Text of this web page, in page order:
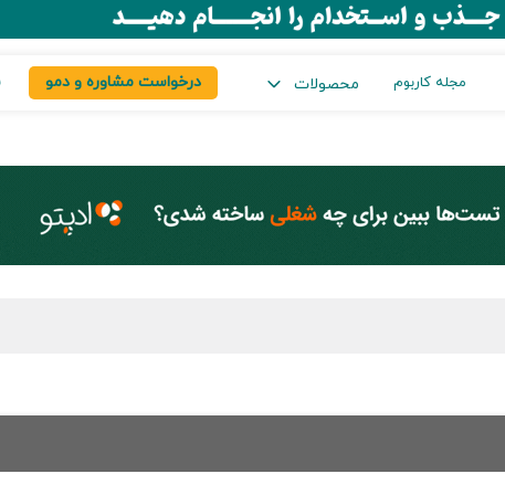
مجله کاربوم محصولات درخواست مشاوره و دمو